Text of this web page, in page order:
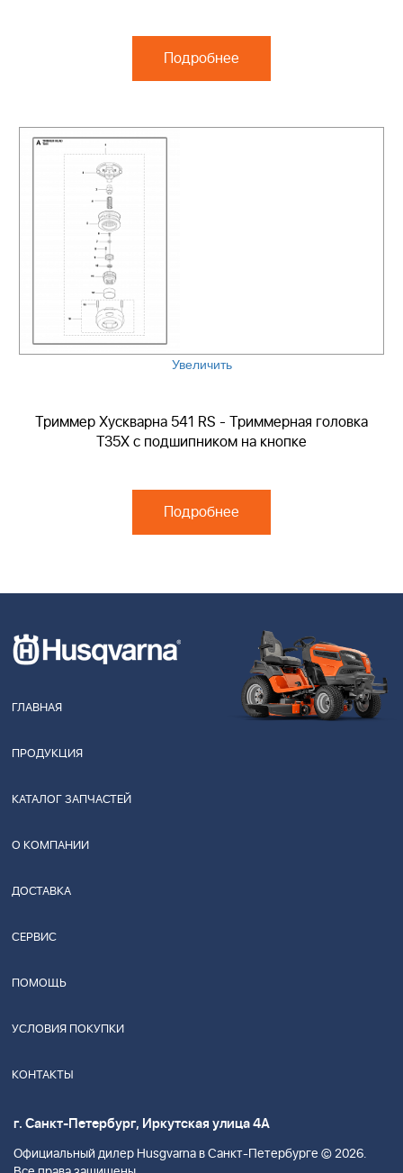
Подробнее
Увеличить
Триммер Хускварна 541 RS - Триммерная головка
T35X с подшипником на кнопке
Подробнее
ГЛАВНАЯ
ПРОДУКЦИЯ
КАТАЛОГ ЗАПЧАСТЕЙ
О КОМПАНИИ
ДОСТАВКА
СЕРВИС
ПОМОЩЬ
УСЛОВИЯ ПОКУПКИ
КОНТАКТЫ
г. Санкт-Петербург, Иркутская улица 4А
Официальный дилер Husgvarna в Санкт-Петербурге © 2026.